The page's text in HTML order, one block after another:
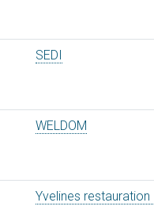
SEDI
WELDOM
Yvelines restauration